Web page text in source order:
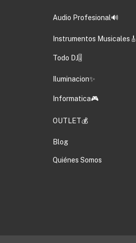
Audio Profesional🔊
Instrumentos Musicales🎸
Todo DJ🎚️
Iluminacion✨
Informatica🎮
OUTLET💰
Blog
Quiénes Somos